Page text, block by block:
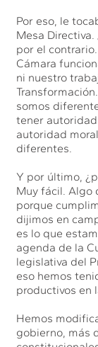
Por eso, le
Mesa
por el
Cámara
ni nuestro
somos
tener
autoridad
diferentes.
Y por último,
Muy fácil. Algo
porque
dijimos en
es lo que
agenda de la
legislativa del
eso hemos
productivos en
Hemos
gobierno, más